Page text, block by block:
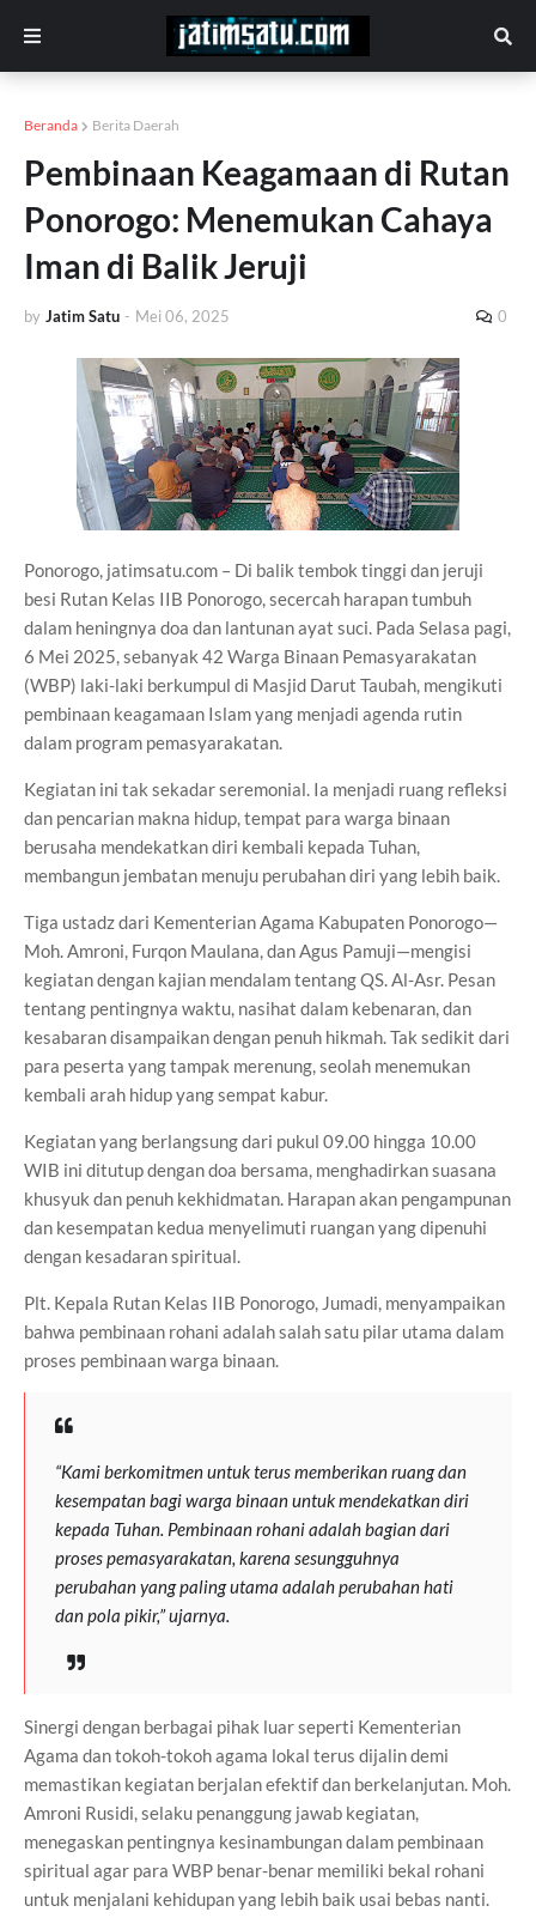
Beranda Berita Daerah
Pembinaan Keagamaan di Rutan
Ponorogo: Menemukan Cahaya
Iman di Balik Jeruji
by Jatim Satu - Mei 06, 2025 0
Ponorogo, jatimsatu.com – Di balik tembok tinggi dan jeruji
besi Rutan Kelas IIB Ponorogo, secercah harapan tumbuh
dalam heningnya doa dan lantunan ayat suci. Pada Selasa pagi,
6 Mei 2025, sebanyak 42 Warga Binaan Pemasyarakatan
(WBP) laki-laki berkumpul di Masjid Darut Taubah, mengikuti
pembinaan keagamaan Islam yang menjadi agenda rutin
dalam program pemasyarakatan.
Kegiatan ini tak sekadar seremonial. Ia menjadi ruang refleksi
dan pencarian makna hidup, tempat para warga binaan
berusaha mendekatkan diri kembali kepada Tuhan,
membangun jembatan menuju perubahan diri yang lebih baik.
Tiga ustadz dari Kementerian Agama Kabupaten Ponorogo—
Moh. Amroni, Furqon Maulana, dan Agus Pamuji—mengisi
kegiatan dengan kajian mendalam tentang QS. Al-Asr. Pesan
tentang pentingnya waktu, nasihat dalam kebenaran, dan
kesabaran disampaikan dengan penuh hikmah. Tak sedikit dari
para peserta yang tampak merenung, seolah menemukan
kembali arah hidup yang sempat kabur.
Kegiatan yang berlangsung dari pukul 09.00 hingga 10.00
WIB ini ditutup dengan doa bersama, menghadirkan suasana
khusyuk dan penuh kekhidmatan. Harapan akan pengampunan
dan kesempatan kedua menyelimuti ruangan yang dipenuhi
dengan kesadaran spiritual.
Plt. Kepala Rutan Kelas IIB Ponorogo, Jumadi, menyampaikan
bahwa pembinaan rohani adalah salah satu pilar utama dalam
proses pembinaan warga binaan.
“Kami berkomitmen untuk terus memberikan ruang dan
kesempatan bagi warga binaan untuk mendekatkan diri
kepada Tuhan. Pembinaan rohani adalah bagian dari
proses pemasyarakatan, karena sesungguhnya
perubahan yang paling utama adalah perubahan hati
dan pola pikir,” ujarnya.
Sinergi dengan berbagai pihak luar seperti Kementerian
Agama dan tokoh-tokoh agama lokal terus dijalin demi
memastikan kegiatan berjalan efektif dan berkelanjutan. Moh.
Amroni Rusidi, selaku penanggung jawab kegiatan,
menegaskan pentingnya kesinambungan dalam pembinaan
spiritual agar para WBP benar-benar memiliki bekal rohani
untuk menjalani kehidupan yang lebih baik usai bebas nanti.